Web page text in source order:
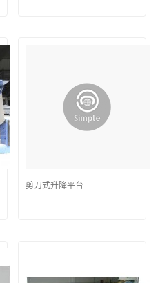
剪刀式升降平台